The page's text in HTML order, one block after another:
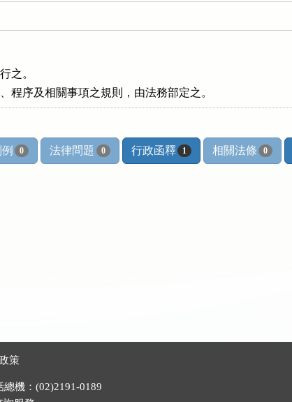
之。
程序及相關事項之規則，由法務部定之。
0 法律問題 0 行政函釋 1 相關法條 0
策
機：(02)2191-0189